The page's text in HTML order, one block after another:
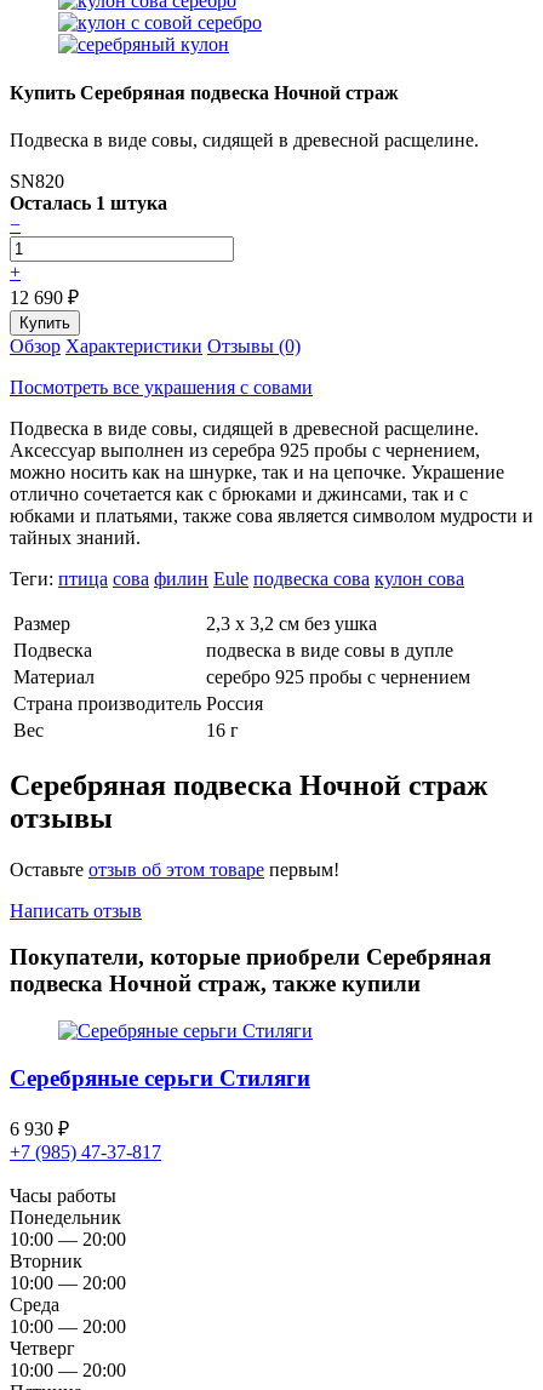
Купить Серебряная подвеска Ночной страж
Подвеска в виде совы, сидящей в древесной расщелине.
SN820
Осталась 1 штука
−
+
12 690 ₽
Обзор Характеристики Отзывы (0)
Посмотреть все украшения с совами
Подвеска в виде совы, сидящей в древесной расщелине.
Аксессуар выполнен из серебра 925 пробы с чернением,
можно носить как на шнурке, так и на цепочке. Украшение
отлично сочетается как с брюками и джинсами, так и с
юбками и платьями, также сова является символом мудрости и
тайных знаний.
Теги: птица сова филин Eule подвеска сова кулон сова
Размер
2,3 х 3,2 см без ушка
Подвеска
подвеска в виде совы в дупле
Материал
серебро 925 пробы с чернением
Страна производитель Россия
Вес
16 г
Серебряная подвеска Ночной страж
отзывы
Оставьте отзыв об этом товаре первым!
Написать отзыв
Покупатели, которые приобрели Серебряная
подвеска Ночной страж, также купили
Серебряные серьги Стиляги
6 930 ₽
+7 (985) 47-37-817
Часы работы
Понедельник
10:00 — 20:00
Вторник
10:00 — 20:00
Среда
10:00 — 20:00
Четверг
10:00 — 20:00